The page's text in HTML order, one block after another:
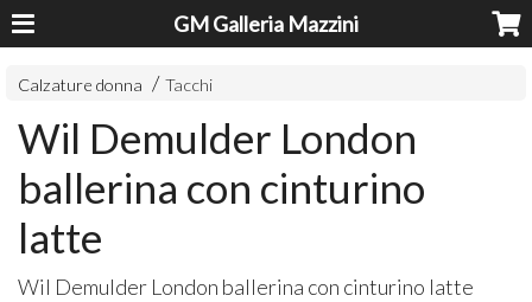
GM Galleria Mazzini
Calzature donna Tacchi
Wil Demulder London
ballerina con cinturino
latte
Wil Demulder London ballerina con cinturino latte